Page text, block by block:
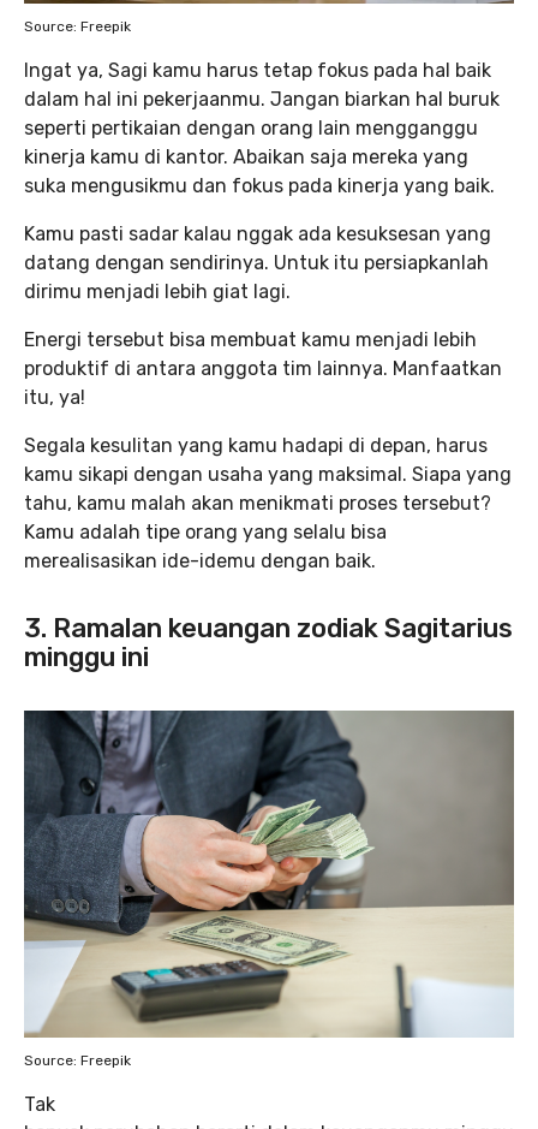
Source: Freepik
Ingat ya, Sagi kamu harus tetap fokus pada hal baik
dalam hal ini pekerjaanmu. Jangan biarkan hal buruk
seperti pertikaian dengan orang lain mengganggu
kinerja kamu di kantor. Abaikan saja mereka yang
suka mengusikmu dan fokus pada kinerja yang baik.
Kamu pasti sadar kalau nggak ada kesuksesan yang
datang dengan sendirinya. Untuk itu persiapkanlah
dirimu menjadi lebih giat lagi.
Energi tersebut bisa membuat kamu menjadi lebih
produktif di antara anggota tim lainnya. Manfaatkan
itu, ya!
Segala kesulitan yang kamu hadapi di depan, harus
kamu sikapi dengan usaha yang maksimal. Siapa yang
tahu, kamu malah akan menikmati proses tersebut?
Kamu adalah tipe orang yang selalu bisa
merealisasikan ide-idemu dengan baik.
3. Ramalan keuangan zodiak Sagitarius
minggu ini
Source: Freepik
Tak